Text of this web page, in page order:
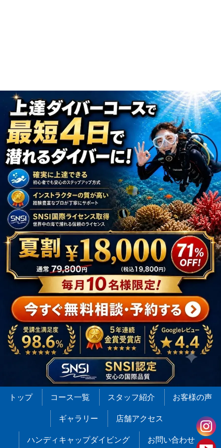
トップ コース一覧 スタッフ紹介 お客様の声
ギャラリー 店舗アクセス
ハンディキャップダイビング お問い合わせ